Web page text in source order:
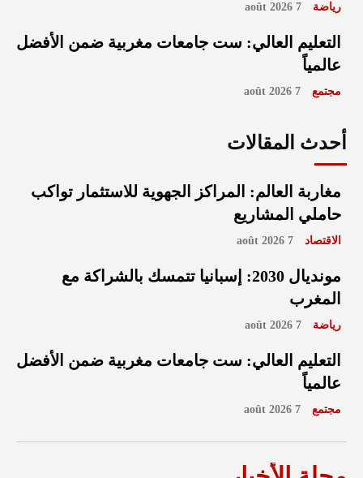
رياضة 7 août 2026
التعليم العالي: ست جامعات مغربية ضمن الأفضل
عالمياً
مجتمع 7 août 2026
أحدث المقالات
مغاربة العالم: المراكز الجهوية للاستثمار تواكب
حاملي المشاريع
الاقتصاد 7 août 2026
مونديال 2030: إسبانيا تتمسك بالشراكة مع
المغرب
رياضة 7 août 2026
التعليم العالي: ست جامعات مغربية ضمن الأفضل
عالمياً
مجتمع 7 août 2026